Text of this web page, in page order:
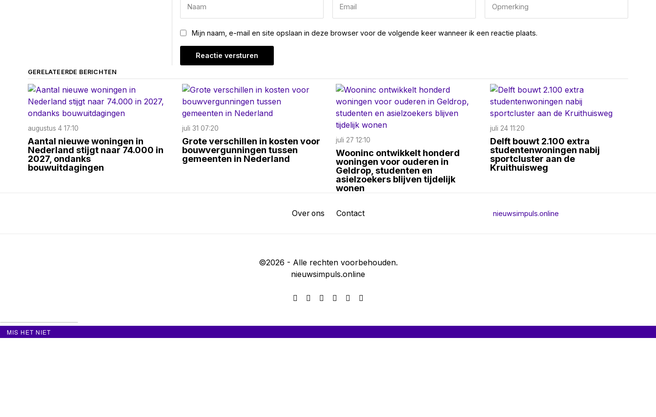
Mijn naam, e-mail en site opslaan in deze browser voor de volgende keer wanneer ik een reactie plaats.
GERELATEERDE BERICHTEN
augustus 4 17:10
Aantal nieuwe woningen in
Nederland stijgt naar 74.000 in
2027, ondanks
bouwuitdagingen
juli 31 07:20
Grote verschillen in kosten voor
bouwvergunningen tussen
gemeenten in Nederland
juli 27 12:10
Wooninc ontwikkelt honderd
woningen voor ouderen in
Geldrop, studenten en
asielzoekers blijven tijdelijk
wonen
juli 24 11:20
Delft bouwt 2.100 extra
studentenwoningen nabij
sportcluster aan de
Kruithuisweg
Over ons Contact nieuwsimpuls.online
©2026 - Alle rechten voorbehouden.
nieuwsimpuls.online
MIS HET NIET